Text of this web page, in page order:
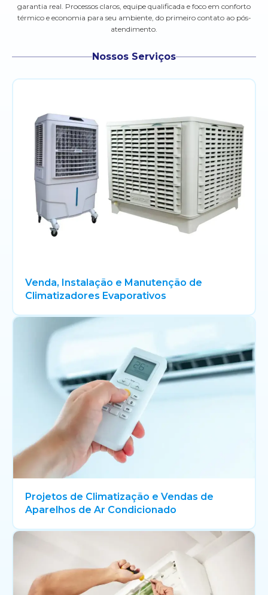
garantia real. Processos claros, equipe qualificada e foco em conforto
térmico e economia para seu ambiente, do primeiro contato ao pós-
atendimento.
Nossos Serviços
Venda, Instalação e Manutenção de
Climatizadores Evaporativos
Projetos de Climatização e Vendas de
Aparelhos de Ar Condicionado